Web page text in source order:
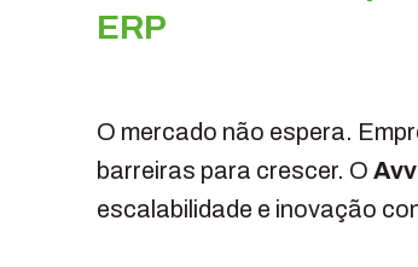
ERP
O mercado não espera.
barreiras para crescer. O
escalabilidade e inovação